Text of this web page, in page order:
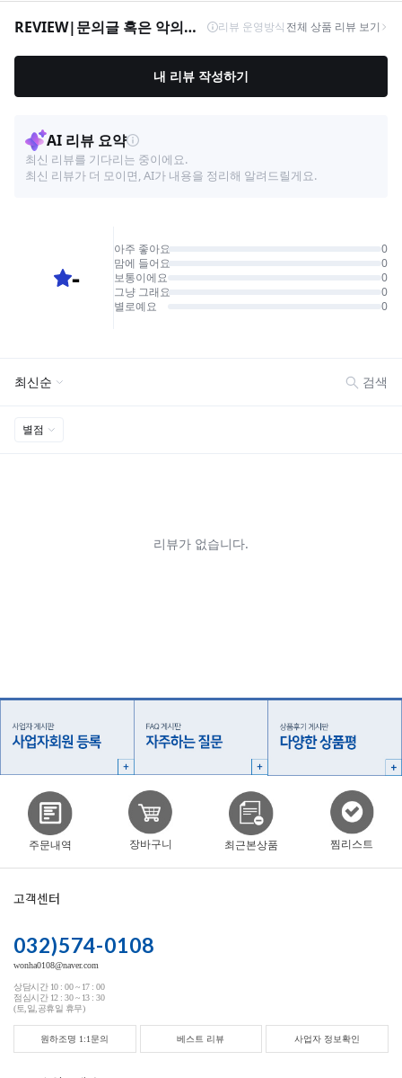
주문내역 장바구니 최근본상품 찜리스트
고객센터
032)574-0108
wonha0108@naver.com
상담시간 10 : 00 ~ 17 : 00
점심시간 12 : 30 ~ 13 : 30
(토,일,공휴일 휴무)
원하조명 1:1문의 베스트 리뷰 사업자 정보확인